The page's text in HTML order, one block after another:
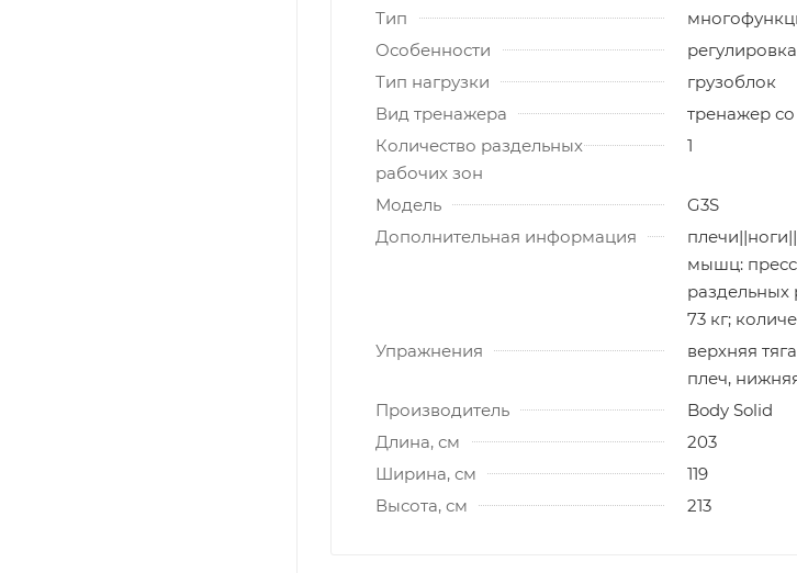
Тип
Особенности
Тип нагрузки
грузоблок
Вид тренажера
тренажер
Количество раздельных
рабочих зон
1
Модель
G3S
Дополнительная информация
мышц:
раздельных
73 кг;
Упражнения
верхняя
плеч,
Производитель
Body Solid
Длина, см
203
Ширина, см
119
Высота, см
213